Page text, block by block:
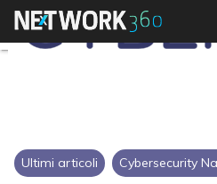
Ultimi articoli Cybersecurity